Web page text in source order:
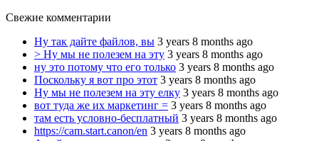
Свежие комментарии
Ну так дайте файлов, вы 3 years 8 months ago
> Ну мы не полезем на эту 3 years 8 months ago
ну это потому что его только 3 years 8 months ago
Поскольку я вот про этот 3 years 8 months ago
Ну мы не полезем на эту елку 3 years 8 months ago
вот туда же их маркетинг = 3 years 8 months ago
там есть условно-бесплатный 3 years 8 months ago
https://cam.start.canon/en 3 years 8 months ago